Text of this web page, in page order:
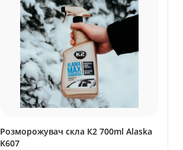
Розморожувач скла К2 700ml Alaska
K607